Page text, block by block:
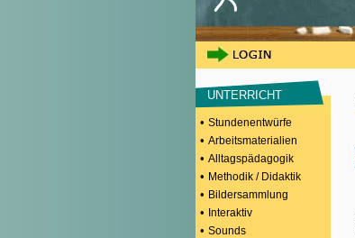
UNTERRICHT
• Stundenentwürfe
• Arbeitsmaterialien
• Alltagspädagogik
• Methodik / Didaktik
• Bildersammlung
• Interaktiv
• Sounds